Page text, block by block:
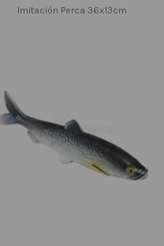
Imitación Perca 36x13cm